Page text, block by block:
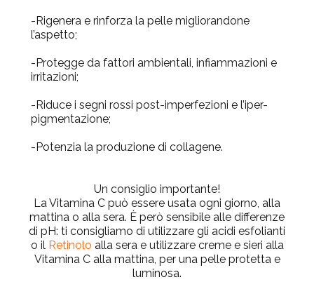
-Rigenera e rinforza la pelle migliorandone
l’aspetto;
-Protegge da fattori ambientali, infiammazioni e
irritazioni;
-Riduce i segni rossi post-imperfezioni e l’iper-
pigmentazione;
-Potenzia la produzione di collagene.
Un consiglio importante!
La Vitamina C può essere usata ogni giorno, alla
mattina o alla sera. È però sensibile alle differenze
di pH: ti consigliamo di utilizzare gli acidi esfolianti
o il Retinolo alla sera e utilizzare creme e sieri alla
Vitamina C alla mattina, per una pelle protetta e
luminosa.